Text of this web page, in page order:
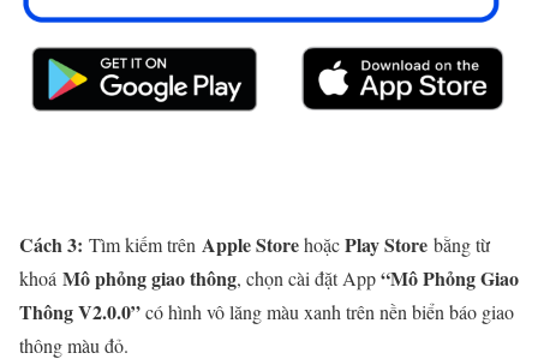
Cách 3: Tìm kiếm trên Apple StorehoặcPlay Store bằng từ
khoá Mô phỏng giao thông, chọn cài đặt App“Mô Phỏng Giao
Thông V2.0.0”có hình vô lăng màu xanh trên nền biển báo giao
thông màu đỏ.